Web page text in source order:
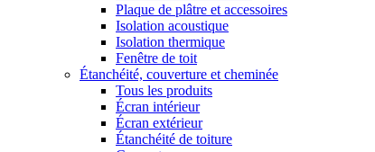
Plaque de plâtre et accessoires
Isolation acoustique
Isolation thermique
Fenêtre de toit
Étanchéité, couverture et cheminée
Tous les produits
Écran intérieur
Écran extérieur
Étanchéité de toiture